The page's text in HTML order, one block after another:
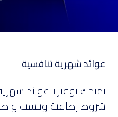
عوائد شهرية تنافسية
يمنحك توفير+ عوائد
شروط إضافية وبنسب